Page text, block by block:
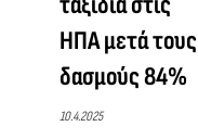
ΗΠΑ μετά τους
δασμούς 84%
10.4.2025